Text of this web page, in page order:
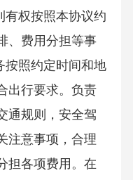
有权按照本协议约
、费用分担等事
按照约定时间和地
出行要求。负责
通规则，安全驾
注意事项，合理
担各项费用。在